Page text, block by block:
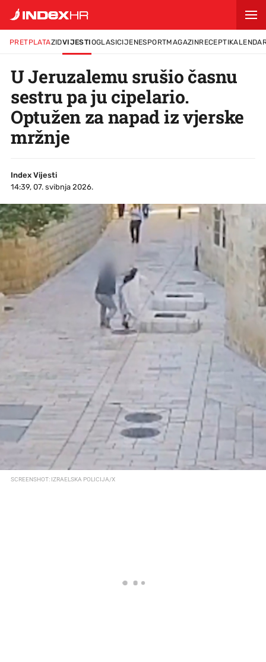
PRETPLATAZIDVIJESTIOGLASICIJENESPORTMAGAZINRECEPTI
U Jeruzalemu srušio časnu
sestru pa ju cipelario.
Optužen za napad iz vjerske
mržnje
Index Vijesti
14:39, 07. svibnja 2026.
SCREENSHOT: IZRAELSKA POLICIJA/X